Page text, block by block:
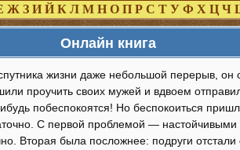
Ж З И Й К Л М Н О П Р С Т У Ф Х Ц Ч
Онлайн книга
жизни даже небольшой перерыв, он
проучить своих мужей и вдвоем
побеспокоятся! Но беспокоиться
С первой проблемой —
Вторая была посложнее: подруги отстали